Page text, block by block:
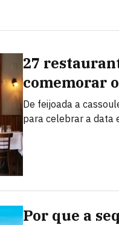
27
comemorar
De feijoada a
para celebrar a data
Por que a